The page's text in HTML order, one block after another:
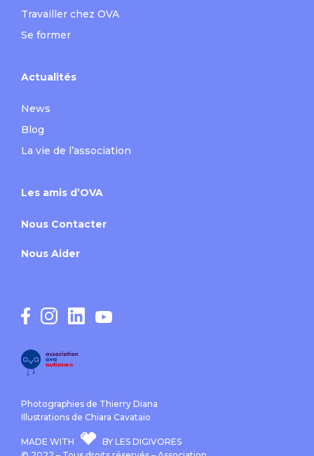
Travailler chez OVA
Se former
Actualités
News
Blog
La vie de l’association
Les amis d’OVA
Nous Contacter
Nous Aider
Photographies de Thierry Diana
Illustrations de Chiara Cavataio
MADE WITH
BY LES DIGIVORES